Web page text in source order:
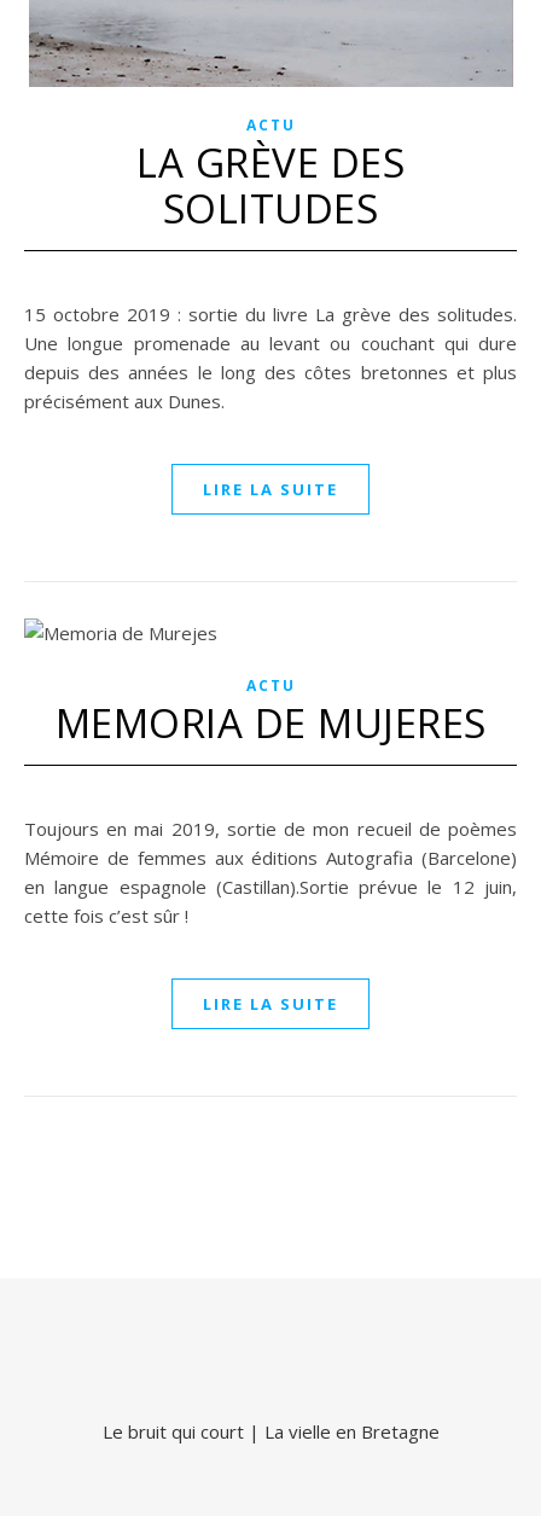
ACTU
LA GRÈVE DES
SOLITUDES
15 octobre 2019 : sortie du livre La grève des solitudes.
Une longue promenade au levant ou couchant qui dure
depuis des années le long des côtes bretonnes et plus
précisément aux Dunes.
LIRE LA SUITE
ACTU
MEMORIA DE MUJERES
Toujours en mai 2019, sortie de mon recueil de poèmes
Mémoire de femmes aux éditions Autografia (Barcelone)
en langue espagnole (Castillan).Sortie prévue le 12 juin,
cette fois c’est sûr !
LIRE LA SUITE
Le bruit qui court| La vielle en Bretagne